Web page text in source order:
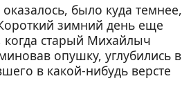
было куда темнее,
зимний день еще
когда старый Михайлыч
опушку, углубились в
в какой-нибудь версте